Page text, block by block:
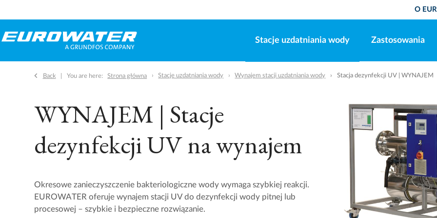
O
Stacje uzdatniania wody Zastosowania
Back You are here: Strona główna Stacje uzdatniania wody Wynajem stacji uzdatniania wody Stacja dezynfekcji UV | WYNAJEM
WYNAJEM | Stacje
dezynfekcji UV na wynajem
Okresowe zanieczyszczenie bakteriologiczne wody wymaga szybkiej reakcji.
EUROWATER oferuje wynajem stacji UV do dezynfekcji wody pitnej lub
procesowej – szybkie i bezpieczne rozwiązanie.